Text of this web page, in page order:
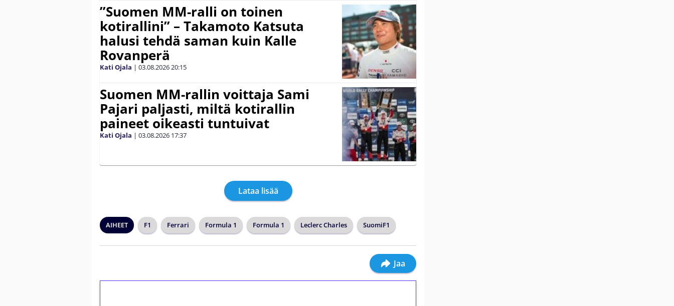
”Suomen MM-ralli on toinen
kotirallini” – Takamoto Katsuta
halusi tehdä saman kuin Kalle
Rovanperä
Kati Ojala | 03.08.202620:15
Suomen MM-rallin voittaja Sami
Pajari paljasti, miltä kotirallin
paineet oikeasti tuntuivat
Kati Ojala | 03.08.2026 17:37
Lataa lisää
AIHEET F1 Ferrari Formula 1 Formula 1 Leclerc Charles SuomiF1
Jaa